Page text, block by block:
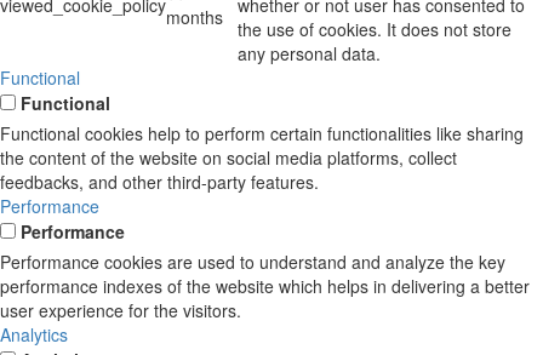
viewed_cookie_policymonths whether or not user has consented to
the use of cookies. It does not store
any personal data.
Functional
Functional
Functional cookies help to perform certain functionalities like sharing
the content of the website on social media platforms, collect
feedbacks, and other third-party features.
Performance
Performance
Performance cookies are used to understand and analyze the key
performance indexes of the website which helps in delivering a better
user experience for the visitors.
Analytics